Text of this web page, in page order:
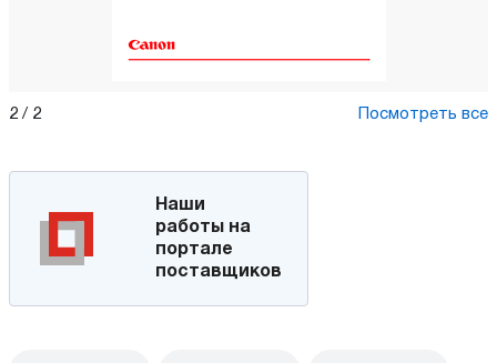
2 / 2 Посмотреть все
Наши
работы на
портале
поставщиков